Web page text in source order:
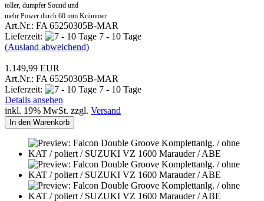
toller, dumpfer Sound und
mehr Power durch 60 mm Krümmer.
Art.Nr.: FA 65250305B-MAR
Lieferzeit:
7 - 10 Tage
(Ausland abweichend)
1.149,99 EUR
Art.Nr.: FA 65250305B-MAR
Lieferzeit:
7 - 10 Tage
Details ansehen
inkl. 19% MwSt. zzgl. Versand
In den Warenkorb